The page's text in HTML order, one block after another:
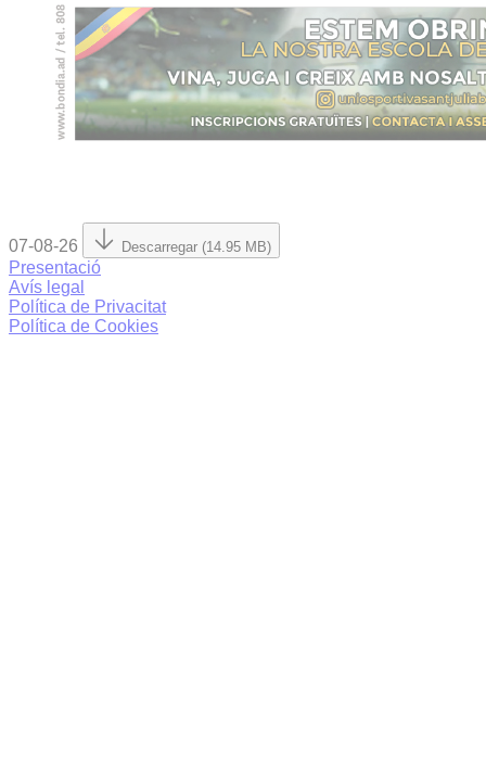
07-08-26 Descarregar (14.95 MB)
Presentació
Avís legal
Política de Privacitat
Política de Cookies